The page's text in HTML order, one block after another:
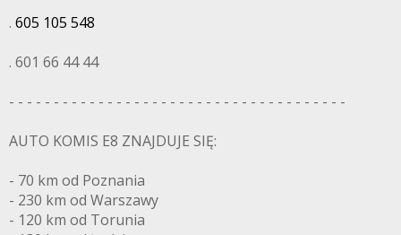
. 605 105 548
. 601 66 44 44
- - - - - - - - - - - - - - - - - - - - - - - - - - - - - - - - - - - - - -
AUTO KOMIS E8 ZNAJDUJE SIĘ:
- 70 km od Poznania
- 230 km od Warszawy
- 120 km od Torunia